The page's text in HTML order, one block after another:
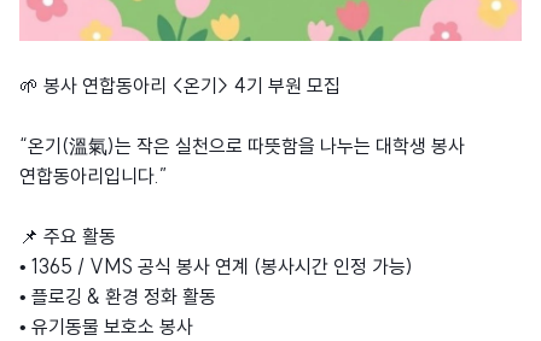
🌱 봉사 연합동아리 <온기> 4기 부원 모집
“온기(溫氣)는 작은 실천으로 따뜻함을 나누는 대학생 봉사
연합동아리입니다.”
📌 주요 활동
• 1365 / VMS 공식 봉사 연계 (봉사시간 인정 가능)
• 플로깅 & 환경 정화 활동
• 유기동물 보호소 봉사